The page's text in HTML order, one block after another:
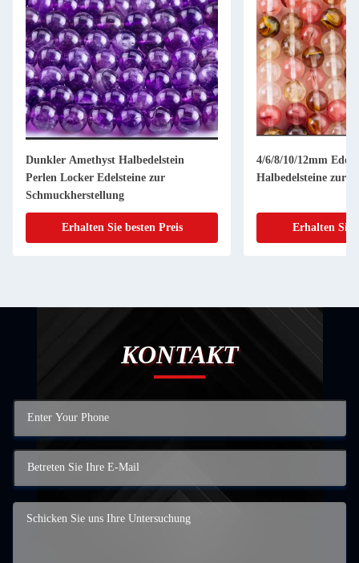
Dunkler Amethyst Halbedelstein
Perlen Locker Edelsteine zur
Schmuckherstellung
Erhalten Sie besten Preis
4/6/8/10/12mm
Halbedelsteine zur
Erhalten Sie
KONTAKT